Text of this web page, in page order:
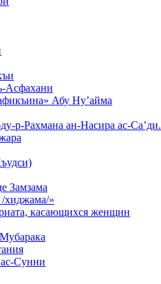
Асфахани
Абу Ну’айма
р-Рахмана ан-Насира ас-Са’ди.
Замзама
/хиджама/»
касающихся женщин
Сунни